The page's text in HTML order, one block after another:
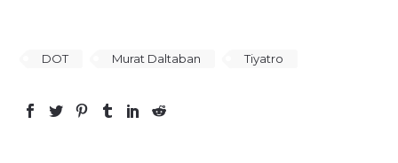
DOT Murat Daltaban Tiyatro